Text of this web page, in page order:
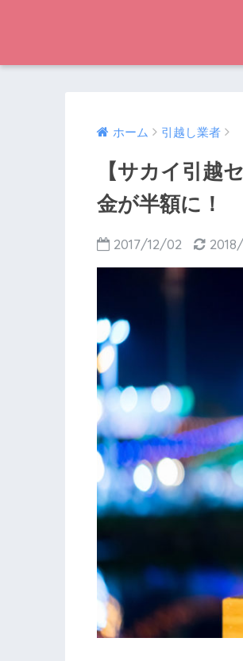
ホーム 引越し業者
【サカイ引越
金が半額に！
2017/12/02